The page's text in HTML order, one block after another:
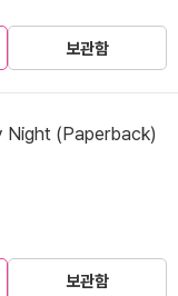
보관함
Night (Paperback)
보관함